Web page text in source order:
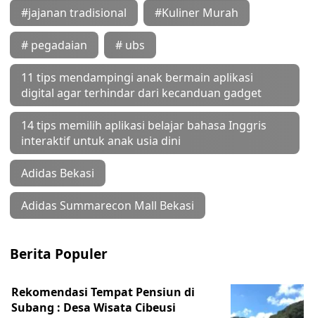
#jajanan tradisional #Kuliner Murah
# pegadaian # ubs
11 tips mendampingi anak bermain aplikasi
digital agar terhindar dari kecanduan gadget
14 tips memilih aplikasi belajar bahasa Inggris
interaktif untuk anak usia dini
Adidas Bekasi
Adidas Summarecon Mall Bekasi
Berita Populer
Rekomendasi Tempat Pensiun di
Subang : Desa Wisata Cibeusi